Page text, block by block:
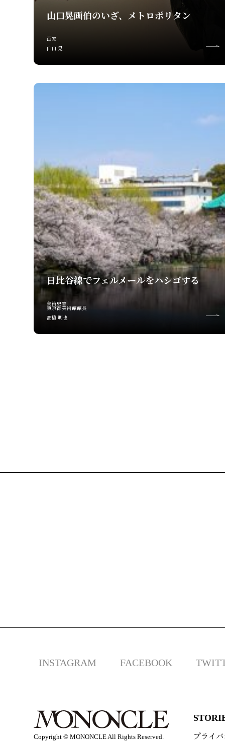
山口晃画伯のいざ、メトロポリタン
画家
山口 晃
日比谷線でフェルメールをハシゴする
美術史家
東京都美術館館長
高橋 明也
INSTAGRAM FACEBOOK
Copyright © MONONCLE All Rights Reserved. プライ